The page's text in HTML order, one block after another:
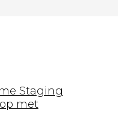
Staging
met